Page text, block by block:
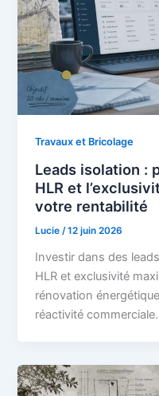
Travaux et Bricolage
Leads isolation :
HLR et
votre rentabilité
Lucie/12 juin 2026
Investir dans des
HLR et exclusivité
rénovation
réactivité commerciale.